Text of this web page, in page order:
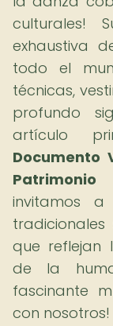
culturales!
exhaustiva
todo el
técnicas,
profundo
artículo
Documento
invitamos
que reflejan
de la
fascinante
con nosotros!